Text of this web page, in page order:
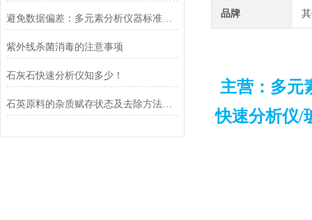
避免数据偏差：多元素分析仪器标准物质的选择与校准曲线绘制规范
紫外线杀菌消毒的注意事项
石灰石快速分析仪知多少！
石英原料的杂质赋存状态及去除方法研究
品牌
主营：多元
快速分析仪/